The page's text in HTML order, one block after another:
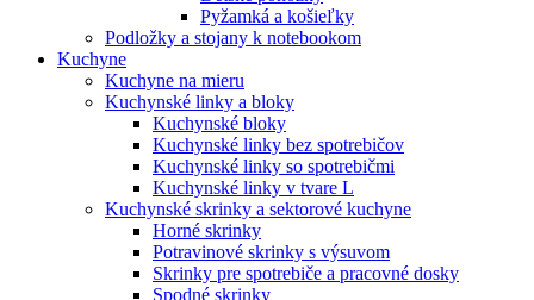
Pyžamká a košieľky
Podložky a stojany k notebookom
Kuchyne
Kuchyne na mieru
Kuchynské linky a bloky
Kuchynské bloky
Kuchynské linky bez spotrebičov
Kuchynské linky so spotrebičmi
Kuchynské linky v tvare L
Kuchynské skrinky a sektorové kuchyne
Horné skrinky
Potravinové skrinky s výsuvom
Skrinky pre spotrebiče a pracovné dosky
Spodné skrinky